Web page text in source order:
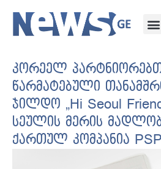
კორეელ
წარმატებული
ჯილდო „Hi Seoul
სეულის მერის
ქართულ კომპანია